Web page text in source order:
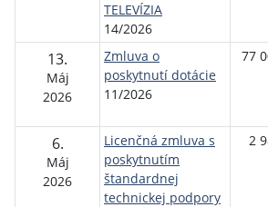
TELEVÍZIA
14/2026
13.
Máj
2026
Zmluva o
poskytnutí dotácie
11/2026
77
6.
Máj
2026
Licenčná zmluva s
poskytnutím
štandardnej
technickej podpory
2